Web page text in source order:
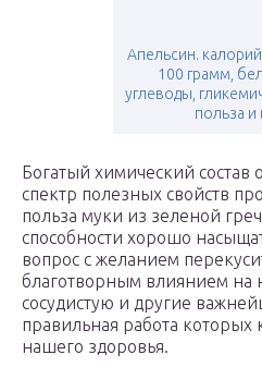
Апельсин.
100 грамм,
углеводы,
польза и
Богатый химический
спектр полезных свойств
польза муки из зеленой
способности хорошо
вопрос с желанием
благотворным влиянием на
сосудистую и другие
правильная работа которых
нашего здоровья.